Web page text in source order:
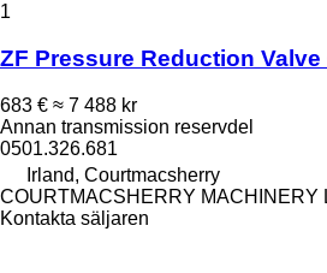
1
ZF Pressure Reduction Valve
683 € ≈ 7 488 kr
Annan transmission reservdel
0501.326.681
Irland, Courtmacsherry
COURTMACSHERRY MACHINERY
Kontakta säljaren